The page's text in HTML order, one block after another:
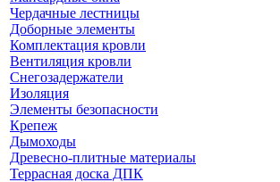
Чердачные лестницы
Доборные элементы
Комплектация кровли
Вентиляция кровли
Снегозадержатели
Изоляция
Элементы безопасности
Крепеж
Дымоходы
Древесно-плитные материалы
Террасная доска ДПК